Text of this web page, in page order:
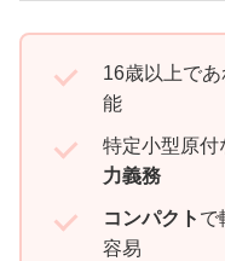
16歳以上で
能
特定小型原付
力義務
コンパクト で
容易